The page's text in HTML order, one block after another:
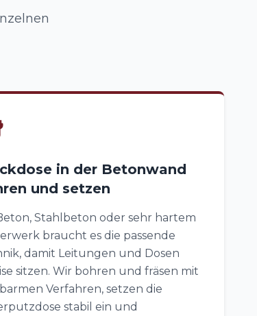
in der Betonwand
und setzen
Stahlbeton oder sehr hartem
braucht es die passende
damit Leitungen und Dosen
sitzen. Wir bohren und fräsen mit
Verfahren, setzen die
stabil ein und